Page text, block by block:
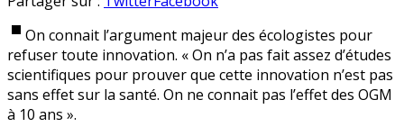
c’est
comme
les
OGM
On connait l’argument majeur des écologistes pour
refuser toute innovation. « On n’a pas fait assez d’études
scientifiques pour prouver que cette innovation n’est pas
sans effet sur la santé. On ne connait pas l’effet des OGM
à 10 ans ».